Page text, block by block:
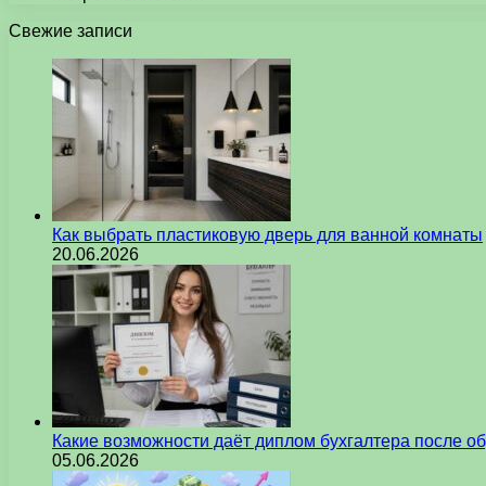
Свежие записи
Как выбрать пластиковую дверь для ванной комнаты
20.06.2026
Какие возможности даёт диплом бухгалтера после
05.06.2026